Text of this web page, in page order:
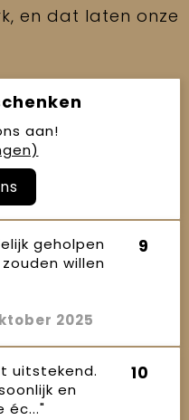
en dat laten onze
aan!
geholpen
willen
9
2025
uitstekend.
en
éc..."
10